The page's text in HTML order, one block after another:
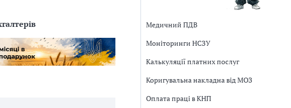
Медичний ПДВ
Моніторинги НСЗУ
Калькуляції платних послуг
Коригувальна накладна від МОЗ
Оплата праці в КНП